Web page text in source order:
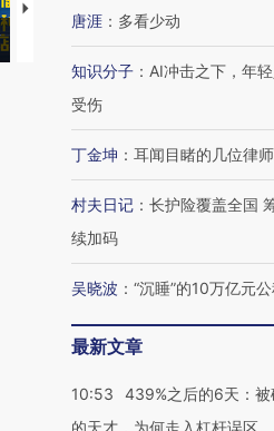
【推广】走进第四届链博
会，让数智科技“链”接产
有意思的生
唐涯 ： 多看少动
知识分子 ： AI冲击之下，年
受伤
丁金坤 ： 耳闻目睹的几位律师
村夫日记 ： 长护险覆盖全国
续加码
吴晓波 ： “沉睡”的10万亿元
最新文章
10:53
439%之后的6天：
的天才，为何走入杠杆误区